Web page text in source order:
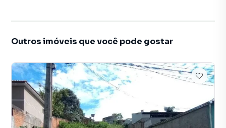
Outros imóveis que você pode gostar